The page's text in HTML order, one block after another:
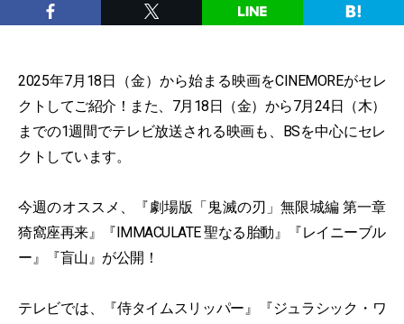
2025年7月18日（金）から始まる映画をCINEMOREがセレ
クトしてご紹介！また、7月18日（金）から7月24日（木）
までの1週間でテレビ放送される映画も、BSを中心にセレ
クトしています。
今週のオススメ、『劇場版「鬼滅の刃」無限城編 第一章
猗窩座再来』『IMMACULATE 聖なる胎動』『レイニーブル
ー』『盲山』が公開！
テレビでは、『侍タイムスリッパー』『ジュラシック・ワ